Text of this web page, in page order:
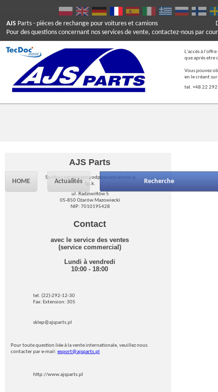
AJS Parts - pièces de rechange pour voitures et camions
Pour des questions concernant nos services de vente, contactez-nous par
L'accès à
que après etre
Vous pouvez
en le créant
tel. +48 22
HOME Actualités Recherche
AJS Parts
Spółka z ograniczoną odpowiedzialnością
Sp.k.
ul. Radziwiłłów 5
05-850 Ożarów Mazowiecki
NIP: 7010195428
Contact
avec le service des ventes
(service commercial)
Lundi à vendredi
10:00 - 18:00
tel. (22)-292-12-30
Fax: Extension: 305
sklep@ajsparts.pl
Pour toute question liée à la vente internationale, veuillez nous
contacter par e-mail: export@ajsparts.pl
http://www.ajsparts.pl